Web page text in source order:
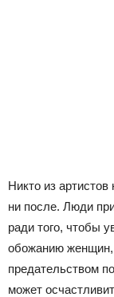
Никто из
ни после. Люди
ради того, чтобы
обожанию женщин,
предательством
может